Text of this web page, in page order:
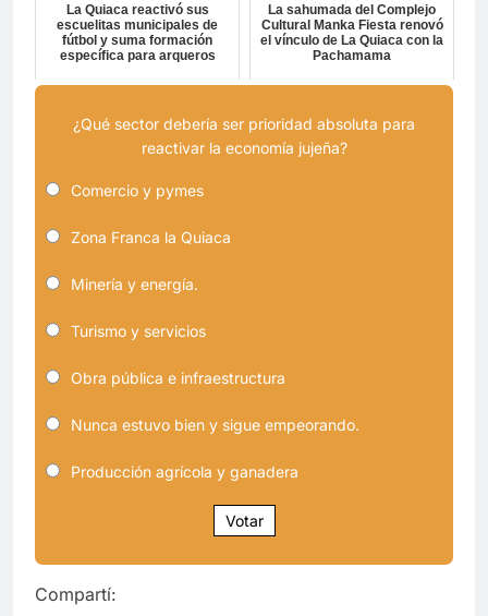
La Quiaca reactivó sus
escuelitas municipales de
fútbol y suma formación
específica para arqueros
La sahumada del Complejo
Cultural Manka Fiesta renovó
el vínculo de La Quiaca con la
Pachamama
¿Qué sector debería ser prioridad absoluta para
reactivar la economía jujeña?
Comercio y pymes
Zona Franca la Quiaca
Minería y energía.
Turismo y servicios
Obra pública e infraestructura
Nunca estuvo bien y sigue empeorando.
Producción agrícola y ganadera
Votar
Compartí: